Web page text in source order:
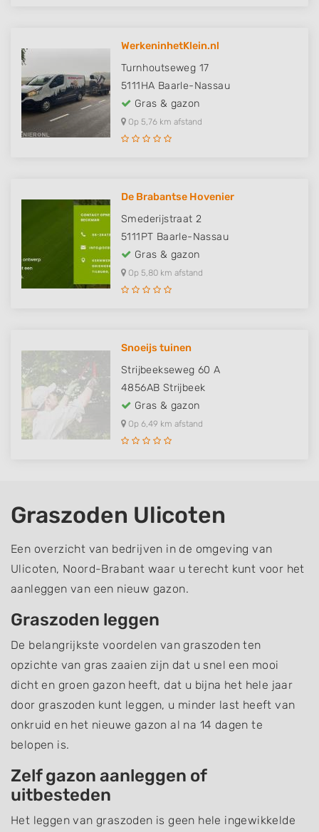
WerkeninhetKlein.nl
Turnhoutseweg 17
5111HA Baarle-Nassau
Gras & gazon
Op 5,76 km afstand
De Brabantse Hovenier
Smederijstraat 2
5111PT Baarle-Nassau
Gras & gazon
Op 5,80 km afstand
Snoeijs tuinen
Strijbeekseweg 60 A
4856AB Strijbeek
Gras & gazon
Op 6,49 km afstand
Graszoden Ulicoten
Een overzicht van bedrijven in de omgeving van
Ulicoten, Noord-Brabant waar u terecht kunt voor het
aanleggen van een nieuw gazon.
Graszoden leggen
De belangrijkste voordelen van graszoden ten
opzichte van gras zaaien zijn dat u snel een mooi
dicht en groen gazon heeft, dat u bijna het hele jaar
door graszoden kunt leggen, u minder last heeft van
onkruid en het nieuwe gazon al na 14 dagen te
belopen is.
Zelf gazon aanleggen of
uitbesteden
Het leggen van graszoden is geen hele ingewikkelde